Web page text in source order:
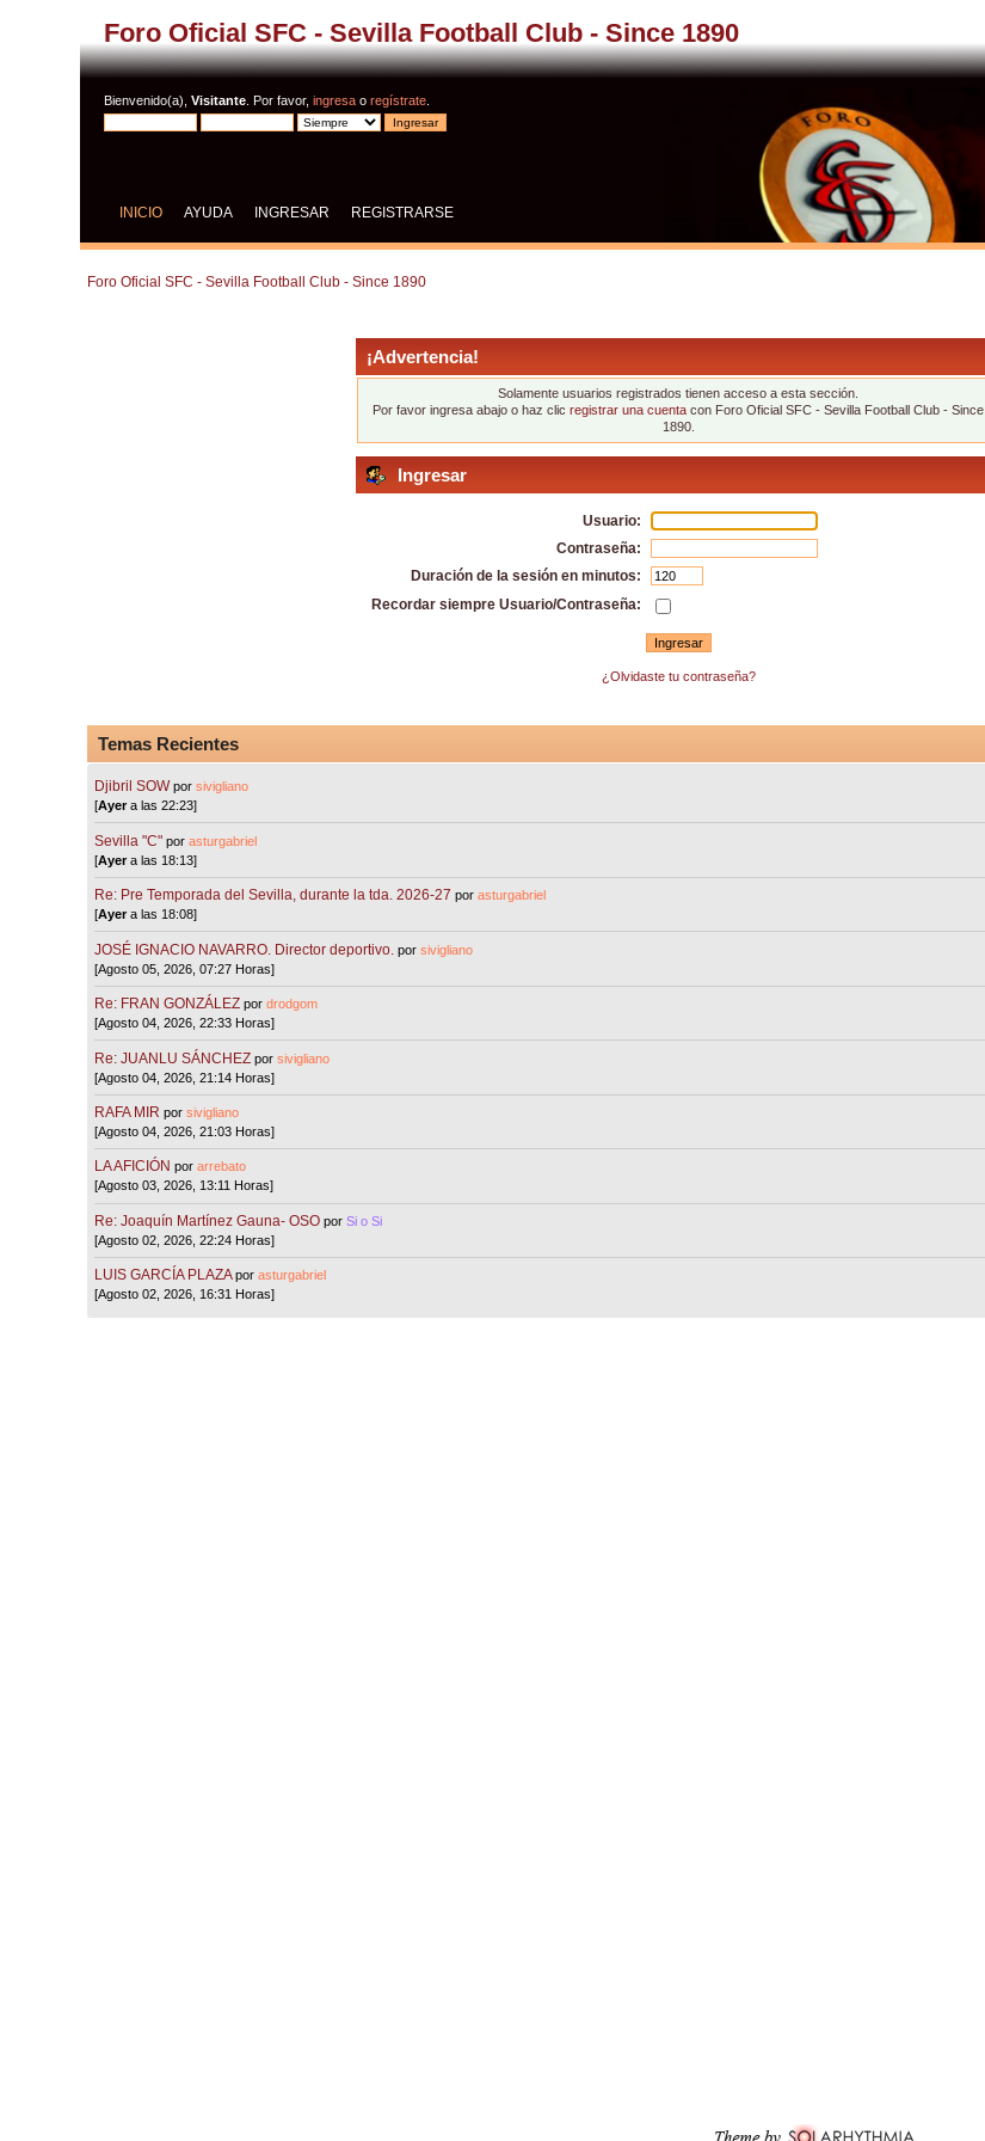
Foro Oficial SFC - Sevilla Football Club - Since 1890
Bienvenido(a),Visitante . Por favor,ingresa oregístrate
INICIO AYUDA INGRESAR REGISTRARSE
Foro Oficial SFC - Sevilla Football Club - Since 1890
¡Advertencia!
Solamente usuarios registrados tienen acceso a esta sección.
Por favor ingresa abajo o haz clicregistrar una cuenta con Foro Oficial SFC - Sevilla Football Club - Since
1890.
Ingresar
Usuario:
Contraseña:
Duración de la sesión en minutos:
Recordar siempre Usuario/Contraseña:
¿Olvidaste tu contraseña?
Temas Recientes
Djibril SOW porsivigliano
[Ayera las 22:23]
Sevilla "C"porasturgabriel
[Ayera las 18:13]
Re: Pre Temporada del Sevilla, durante la tda. 2026-27 porasturgabriel
[Ayera las 18:08]
JOSÉ IGNACIO NAVARRO. Director deportivo. porsivigliano
[Agosto 05, 2026, 07:27 Horas]
Re: FRAN GONZÁLEZ pordrodgom
[Agosto 04, 2026, 22:33 Horas]
Re: JUANLU SÁNCHEZ porsivigliano
[Agosto 04, 2026, 21:14 Horas]
RAFA MIR porsivigliano
[Agosto 04, 2026, 21:03 Horas]
LA AFICIÓN porarrebato
[Agosto 03, 2026, 13:11 Horas]
Re: Joaquín Martínez Gauna- OSO porSi o Si
[Agosto 02, 2026, 22:24 Horas]
LUIS GARCÍA PLAZA porasturgabriel
[Agosto 02, 2026, 16:31 Horas]